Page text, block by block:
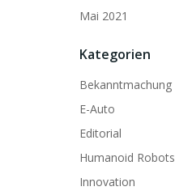
Mai 2021
Kategorien
Bekanntmachung
E-Auto
Editorial
Humanoid Robots
Innovation